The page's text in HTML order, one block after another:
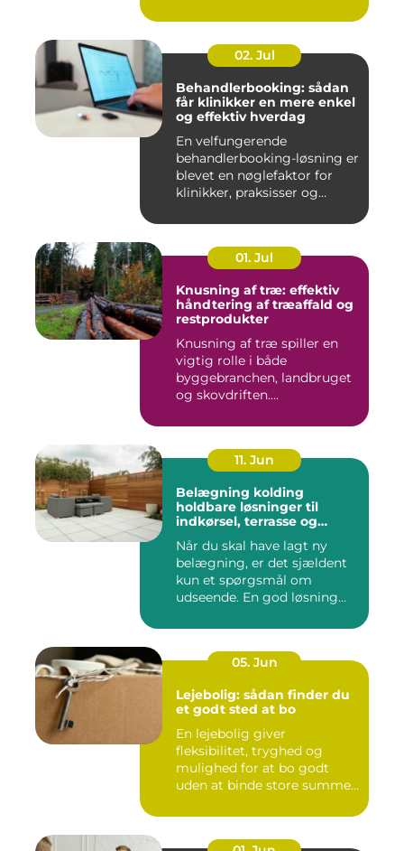
02. Jul
Behandlerbooking: sådan
får klinikker en mere enkel
og effektiv hverdag
En velfungerende
behandlerbooking-løsning er
blevet en nøglefaktor for
klinikker, praksisser og
01. Jul
Knusning af træ: effektiv
håndtering af træaffald og
restprodukter
Knusning af træ spiller en
vigtig rolle i både
byggebranchen, landbruget
og skovdriften....
11. Jun
Belægning kolding
holdbare løsninger til
indkørsel, terrasse og
Når du skal have lagt ny
belægning, er det sjældent
kun et spørgsmål om
udseende. En god løsning
05. Jun
Lejebolig: sådan finder du
et godt sted at bo
En lejebolig giver
fleksibilitet, tryghed og
mulighed for at bo godt
uden at binde store summer